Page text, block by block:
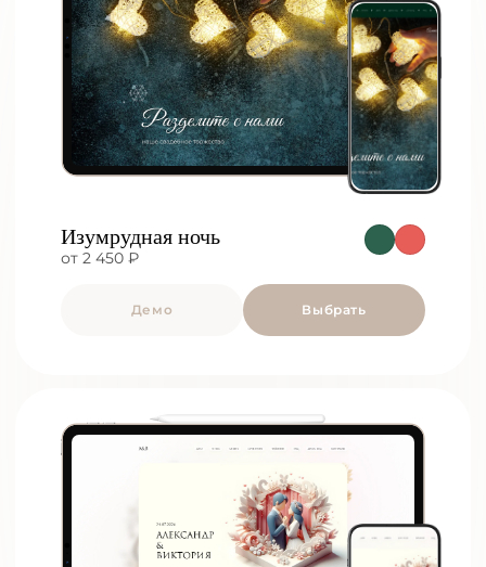
Изумрудная ночь
от 2 450 ₽
Демо Выбрать